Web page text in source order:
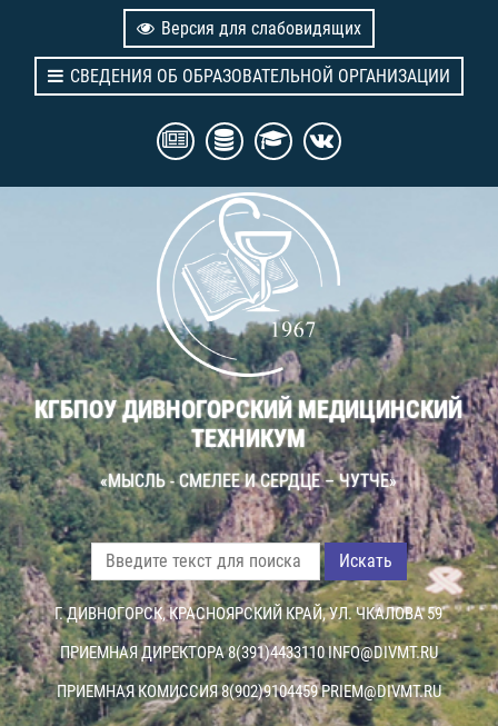
Версия для слабовидящих
СВЕДЕНИЯ ОБ ОБРАЗОВАТЕЛЬНОЙ ОРГАНИЗАЦИИ
КГБПОУ ДИВНОГОРСКИЙ МЕДИЦИНСКИЙ
ТЕХНИКУМ
«МЫСЛЬ - СМЕЛЕЕ И СЕРДЦЕ – ЧУТЧЕ»
Искать
Г. ДИВНОГОРСК, КРАСНОЯРСКИЙ КРАЙ, УЛ. ЧКАЛОВА 59
ПРИЕМНАЯ ДИРЕКТОРА 8(391)4433110INFO@DIVMT.RU
ПРИЕМНАЯ КОМИССИЯ 8(902)9104459PRIEM@DIVMT.RU